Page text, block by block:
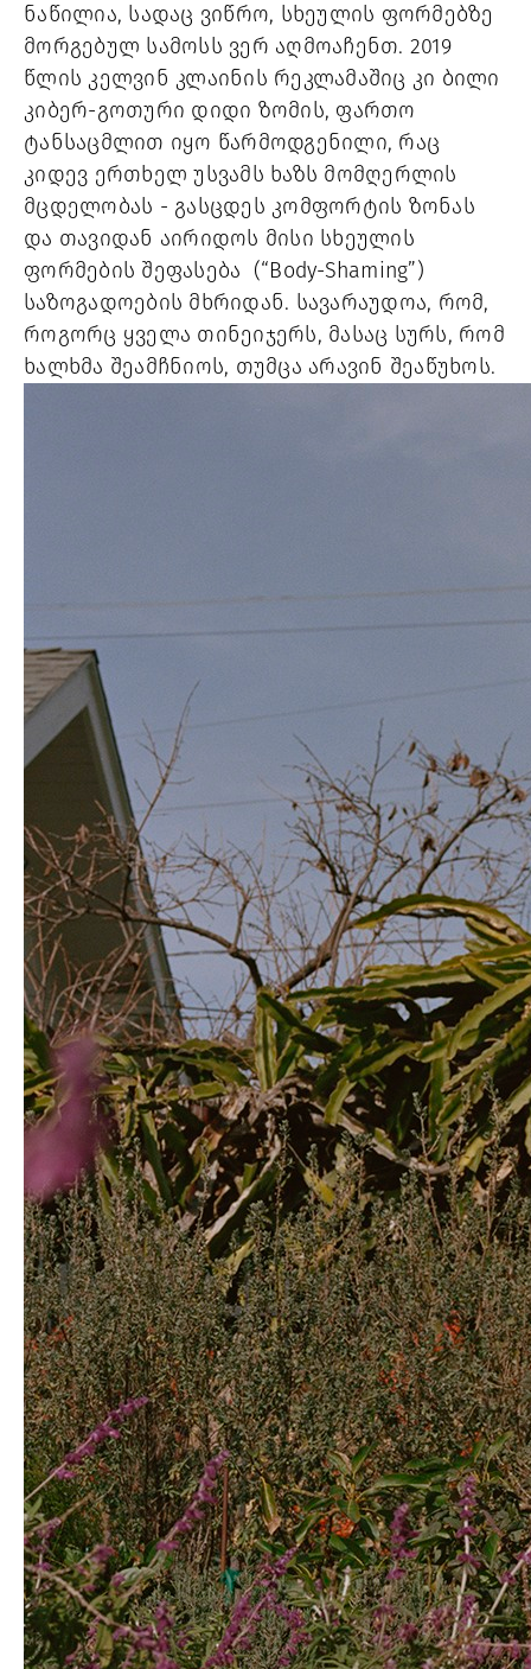
ნაწილია, სადაც ვიწრო, სხეულის ფორმებზე
მორგებულ სამოსს ვერ აღმოაჩენთ. 2019
წლის კელვინ კლაინის რეკლამაშიც კი ბილი
კიბერ-გოთური დიდი ზომის, ფართო
ტანსაცმლით იყო წარმოდგენილი, რაც
კიდევ ერთხელ უსვამს ხაზს მომღერლის
მცდელობას - გასცდეს კომფორტის ზონას
და თავიდან აირიდოს მისი სხეულის
ფორმების შეფასება  (“Body-Shaming”)
საზოგადოების მხრიდან. სავარაუდოა, რომ,
როგორც ყველა თინეიჯერს, მასაც სურს, რომ
ხალხმა შეამჩნიოს, თუმცა არავინ შეაწუხოს.